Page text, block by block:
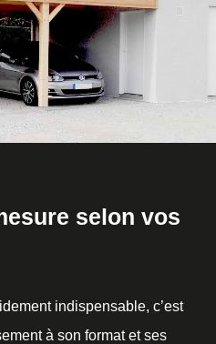
selon vos
indispensable, c’est
à son format et ses